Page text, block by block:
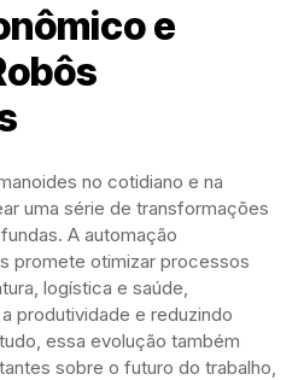
e
no cotidiano e na
uma série de transformações
A automação
promete otimizar processos
logística e saúde,
produtividade e reduzindo
essa evolução também
sobre o futuro do trabalho,